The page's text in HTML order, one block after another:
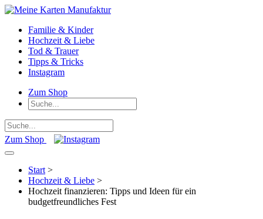
Familie & Kinder
Hochzeit & Liebe
Tod & Trauer
Tipps & Tricks
Instagram
Zum Shop
Zum Shop
Start >
Hochzeit & Liebe >
Hochzeit finanzieren: Tipps und Ideen für ein
budgetfreundliches Fest